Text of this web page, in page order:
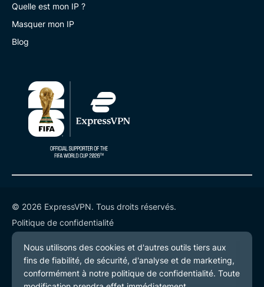
Quelle est mon IP ?
Masquer mon IP
Blog
© 2026 ExpressVPN. Tous droits réservés.
Politique de confidentialité
Conditions de service
Préférences de cookies